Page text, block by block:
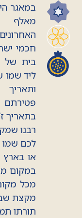
במאגר
מאלף
חכמי
בית של
ליד שמו
בתאריך
רבנו
לכם
או
במקום
מכל
מקצת
תורתו